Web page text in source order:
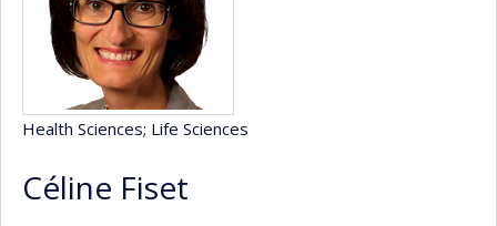
Health Sciences; Life Sciences
Céline Fiset